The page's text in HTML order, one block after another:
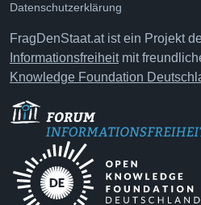
Datenschutzerklärung
FragDenStaat.at ist ein Projekt
Informationsfreiheitmit
Knowledge Foundation